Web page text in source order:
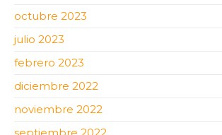
octubre 2023
julio 2023
febrero 2023
diciembre 2022
noviembre 2022